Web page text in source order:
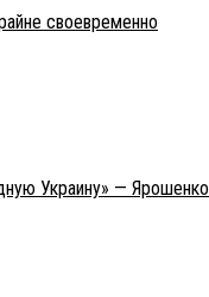
своевременно
Украину» — Ярошенко